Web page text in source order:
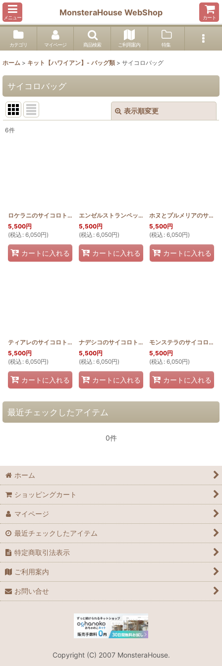
メニュー
MonsteraHouse WebShop
カート
カテゴリ マイページ 商品検索 ご利用案内 特集
ホーム > キット【ハワイアン】- バッグ類 > サイコロバッグ
サイコロバッグ
表示順変更
6件
ロケラニのサイコロトートバッグ [HQSAIB_LOKE]
5,500円
(税込 : 6,050円)
カートに入れる
エンゼルストランペットのサイコロトートバッグ(バイカラー仕立て)
5,500円
(税込 : 6,050円)
カートに入れる
ホヌとプルメリアのサイコロトートバッグ
5,500円
(税込 : 6,050円)
カートに入れる
ティアレのサイコロトートバッグ [HQSAIB_TIA]
5,500円
(税込 : 6,050円)
カートに入れる
ナデシコのサイコロトートバッグ [HQSAIB_NADE
5,500円
(税込 : 6,050円)
カートに入れる
モンステラのサイコロトートバッグ
5,500円
(税込 : 6,050円)
カートに入れる
最近チェックしたアイテム
0件
ホーム
ショッピングカート
マイページ
最近チェックしたアイテム
特定商取引法表示
ご利用案内
お問い合せ
Copyright (C) 2007 MonsteraHouse.